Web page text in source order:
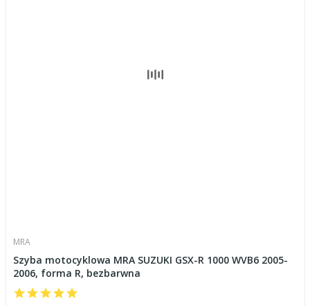
MRA
Szyba motocyklowa MRA SUZUKI GSX-R 1000 WVB6 2005-
2006, forma R, bezbarwna